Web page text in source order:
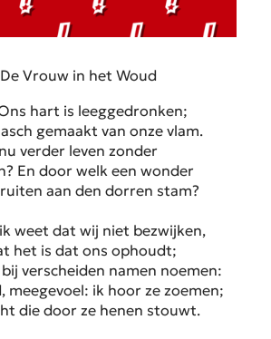
Vrouw in het Woud
hart is leeggedronken;
gemaakt van onze vlam.
verder leven zonder
En door welk een wonder
aan den dorren stam?
weet dat wij niet bezwijken,
het is dat ons ophoudt;
verscheiden namen noemen:
meegevoel: ik hoor ze zoemen;
die door ze henen stouwt.